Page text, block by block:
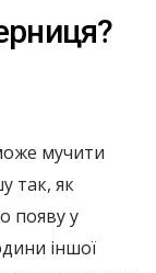
мучити
так, як
появу у
іншої